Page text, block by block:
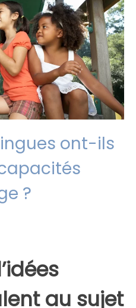
ont-ils
?
au sujet